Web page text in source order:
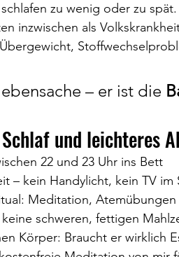
zu wenig oder zu spät.
inzwischen als
– er ist die
und leichteres
22 und 23 Uhr ins Bett
– kein Handylicht, kein TV im
Meditation,
schweren, fettigen
Körper: Braucht er wirklich